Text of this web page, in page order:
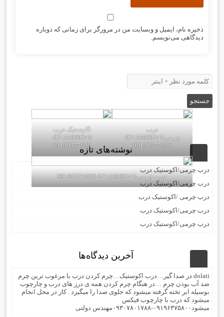
ذخیره نام، ایمیل و وبسایت من در مرورگر برای زمانی که دوباره
دیدگاهی می‌نویسم.
درب
چرمی02155969245-
09196375800
اکوستیک درب
02155969245-
09196375800
درب چرمی02155969245-09196375800
نوشته‌های تازه
درب چرمی/اکوستیک درب
درب چرمی/اکوستیک درب
درب چرمی /اکوستیک درب
درب چرمی/اکوستیک درب
درب چرمی/اکوستیک درب
آخرین دیدگاه‌ها
dolati در صدا گیر…درب اکوستیک…چرم کردن درب با مرغوب ترین چرم
ضد آب بودن چرم …در هنگام چرم کردن همه ی درز های درب و چارچوب
بوسیله ابر تخته گرفته میشود که جلوی صدا را میگیرد . کار در محل انجام
میشود که درب با چارچوب فیکس
میشود۰۹۱۹۶۳۷۵۸۰۰-۰۹۳۰۷۸۰۱۷۸۸مهندس دولتی